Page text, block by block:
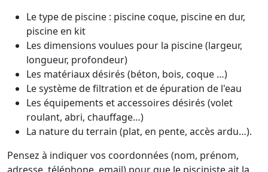
Le type de piscine : piscine coque, piscine en dur,
piscine en kit
Les dimensions voulues pour la piscine (largeur,
longueur, profondeur)
Les matériaux désirés (béton, bois, coque …)
Le système de filtration et de épuration de l'eau
Les équipements et accessoires désirés (volet
roulant, abri, chauffage…)
La nature du terrain (plat, en pente, accès ardu…).
Pensez à indiquer vos coordonnées (nom, prénom,